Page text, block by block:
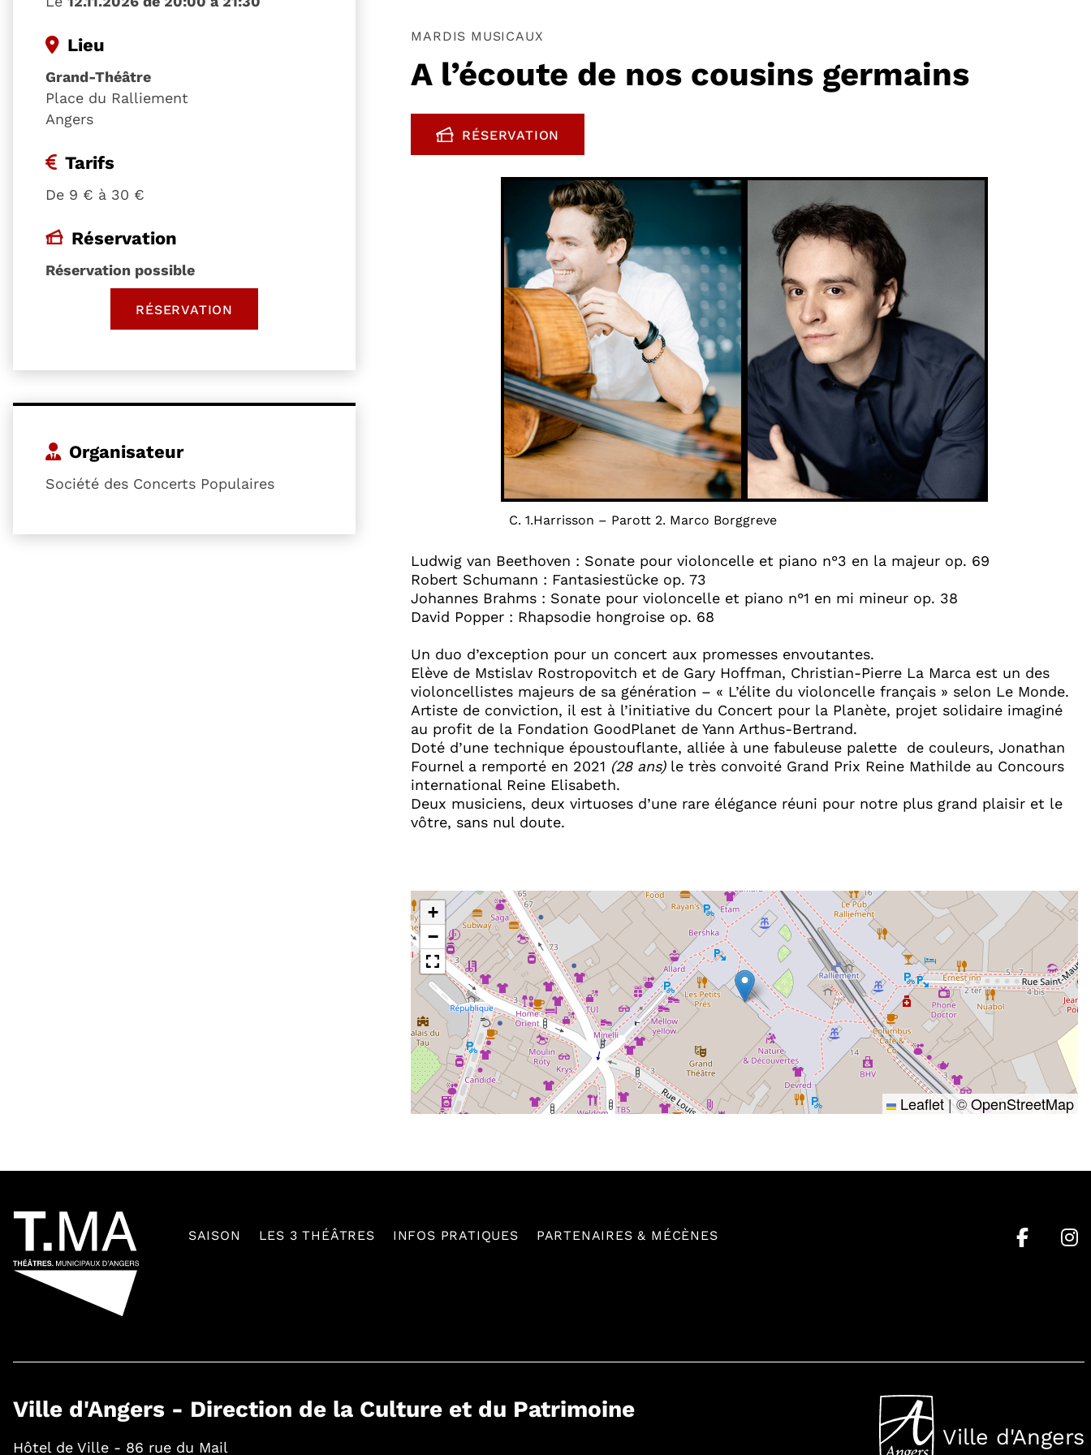
MARDIS MUSICAUX
A l’écoute de nos cousins germains
RÉSERVATION
, OUVRE UNE NOUVELLE FENÊTRE
C. 1.Harrisson – Parott 2. Marco Borggreve
Ludwig van Beethoven : Sonate pour violoncelle et piano n°3 en la majeur op. 69
Robert Schumann : Fantasiestücke op. 73
Johannes Brahms : Sonate pour violoncelle et piano n°1 en mi mineur op. 38
David Popper : Rhapsodie hongroise op. 68
Un duo d’exception pour un concert aux promesses envoutantes.
Elève de Mstislav Rostropovitch et de Gary Hoffman, Christian-Pierre La Marca est un des
violoncellistes majeurs de sa génération – « L’élite du violoncelle français » selon Le Monde.
Artiste de conviction, il est à l’initiative du Concert pour la Planète, projet solidaire imaginé
au profit de la Fondation GoodPlanet de Yann Arthus-Bertrand.
Doté d’une technique époustouflante, alliée à une fabuleuse palette de couleurs, Jonathan
Fournel a remporté en 2021 (28 ans)le très convoité Grand Prix Reine Mathilde au Concours
international Reine Elisabeth.
Deux musiciens, deux virtuoses d’une rare élégance réuni pour notre plus grand plaisir et le
vôtre, sans nul doute.
+
−
Leaflet|©OpenStreetMap
Lieu
Grand-Théâtre
Place du Ralliement
Angers
Tarifs
De 9 € à 30 €
Réservation
Réservation possible
RÉSERVATION, OUVRE UNE NOUVELLE FENÊTRE
Organisateur
Société des Concerts Populaires
SAISON LES 3 THÉÂTRES INFOS PRATIQUES PARTENAIRES & MÉCÈNES
Ville d'Angers - Direction de la Culture et du Patrimoine
Hôtel de Ville - 86 rue du Mail
Ville d'Angers
, Ouvre une